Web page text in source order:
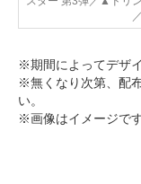
※期間によってデザ
※無くなり次第、配
い。
※画像はイメージで